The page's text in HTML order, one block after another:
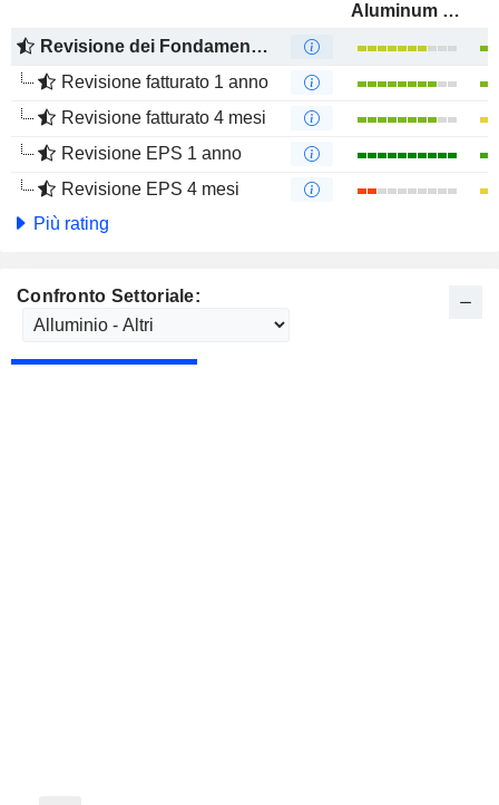
Aluminum Corporation of China Limited
Revisione dei Fondamentali
Revisione fatturato 1 anno
Revisione fatturato 4 mesi
Revisione EPS 1 anno
Revisione EPS 4 mesi
Più rating
Confronto Settoriale: